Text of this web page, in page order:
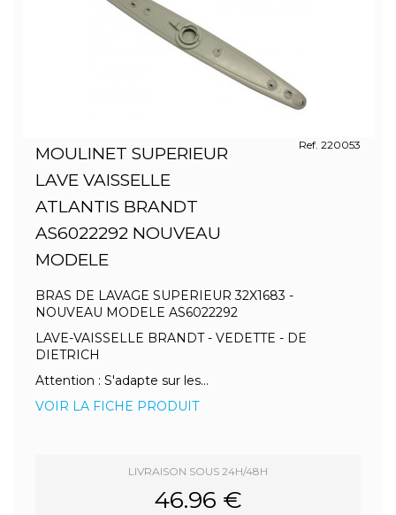
MOULINET SUPERIEUR
LAVE VAISSELLE
ATLANTIS BRANDT
AS6022292 NOUVEAU
MODELE
Ref. 220053
BRAS DE LAVAGE SUPERIEUR 32X1683 -
NOUVEAU MODELE AS6022292
LAVE-VAISSELLE BRANDT - VEDETTE - DE
DIETRICH
Attention : S'adapte sur les...
VOIR LA FICHE PRODUIT
LIVRAISON SOUS 24H/48H
46.96 €